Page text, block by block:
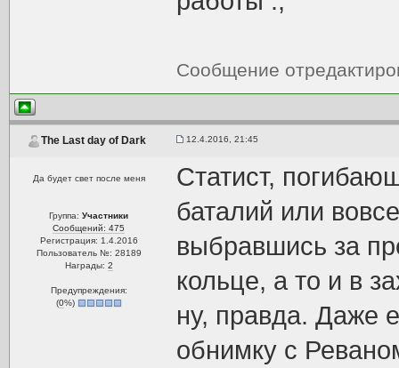
Сообщение
The Last day of Dark 12.4.2016, 21:45
Да будет свет после меня
Группа:Участники
Сообщений: 475
Регистрация: 1.4.2016
Пользователь №: 28189
Награды: 2
Предупреждения:
(0%)
Статист,
баталий или
выбравшись за
кольце, а то и в
ну, правда. Даже
обнимку с